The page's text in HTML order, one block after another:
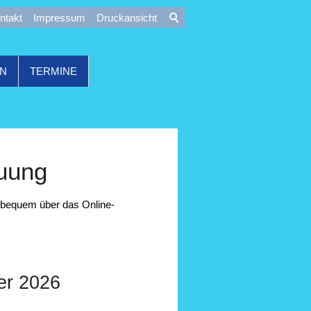
Impressum Druckansicht
TERMINE
über das Online-
2026